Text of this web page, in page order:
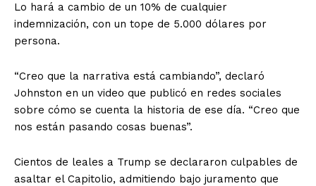
Lo hará a cambio de un 10% de cualquier
indemnización, con un tope de 5.000 dólares por
persona.
“Creo que la narrativa está cambiando”, declaró
Johnston en un video que publicó en redes sociales
sobre cómo se cuenta la historia de ese día. “Creo que
nos están pasando cosas buenas”.
Cientos de leales a Trump se declararon culpables de
asaltar el Capitolio, admitiendo bajo juramento que